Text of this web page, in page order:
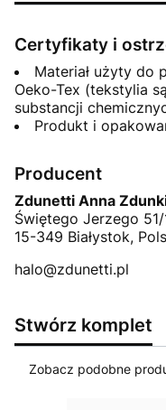
Certyfikaty i
Materiał użyty do
Oeko-Tex (tekstylia
substancji
Produkt i
Producent
Zdunetti Anna
Świętego Jerzego 51/
15-349 Białystok,
halo@zdunetti.pl
Stwórz komplet
Zobacz podobne